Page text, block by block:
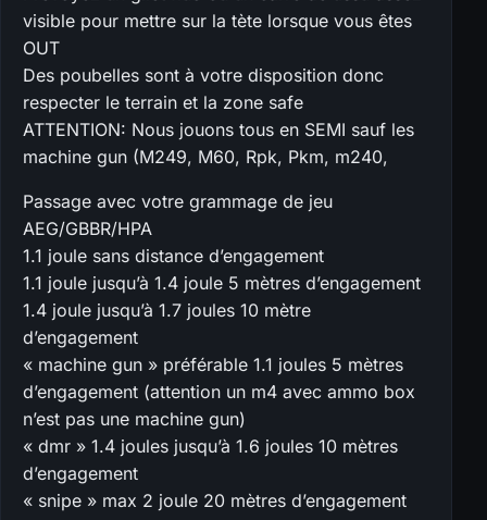
visible pour mettre sur la tète lorsque vous êtes
OUT
Des poubelles sont à votre disposition donc
respecter le terrain et la zone safe
ATTENTION: Nous jouons tous en SEMI sauf les
machine gun (M249, M60, Rpk, Pkm, m240,
Passage avec votre grammage de jeu
AEG/GBBR/HPA
1.1 joule sans distance d’engagement
1.1 joule jusqu’à 1.4 joule 5 mètres d’engagement
1.4 joule jusqu’à 1.7 joules 10 mètre
d’engagement
« machine gun » préférable 1.1 joules 5 mètres
d’engagement (attention un m4 avec ammo box
n’est pas une machine gun)
« dmr » 1.4 joules jusqu’à 1.6 joules 10 mètres
d’engagement
« snipe » max 2 joule 20 mètres d’engagement